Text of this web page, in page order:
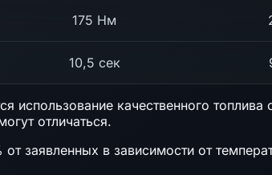
175 Нм
10,5 сек
использование качественного
отличаться.
заявленных в зависимости от